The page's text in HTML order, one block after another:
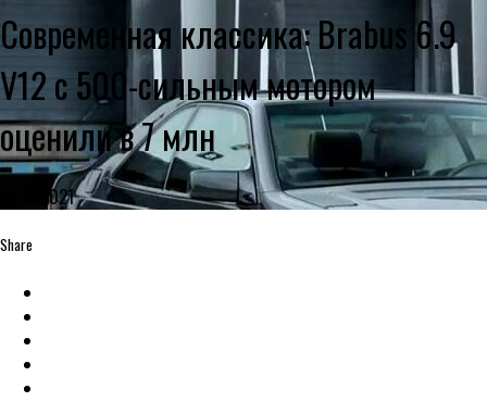
Современная классика: Brabus 6.9
V12 с 500-сильным мотором
оценили в 7 млн
15.09.2021
Share